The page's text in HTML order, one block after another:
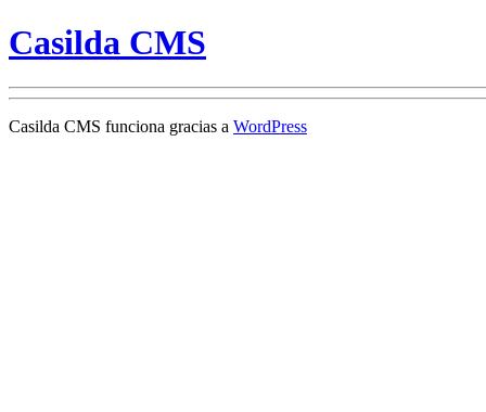
Casilda CMS
Casilda CMS funciona gracias a WordPress